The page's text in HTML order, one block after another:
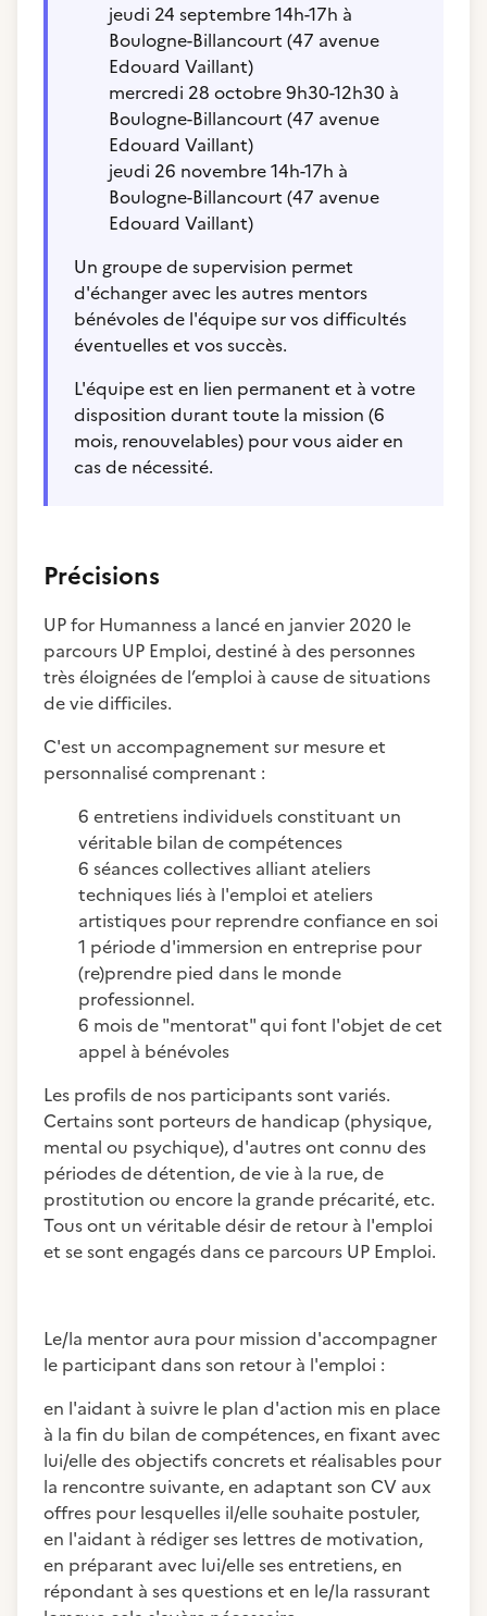
jeudi 24 septembre 14h-17h à
Boulogne-Billancourt (47 avenue
Edouard Vaillant)
mercredi 28 octobre 9h30-12h30 à
Boulogne-Billancourt (47 avenue
Edouard Vaillant)
jeudi 26 novembre 14h-17h à
Boulogne-Billancourt (47 avenue
Edouard Vaillant)
Un groupe de supervision permet
d'échanger avec les autres mentors
bénévoles de l'équipe sur vos difficultés
éventuelles et vos succès.
L'équipe est en lien permanent et à votre
disposition durant toute la mission (6
mois, renouvelables) pour vous aider en
cas de nécessité.
Précisions
UP for Humanness a lancé en janvier 2020 le
parcours UP Emploi, destiné à des personnes
très éloignées de l’emploi à cause de situations
de vie difficiles.
C'est un accompagnement sur mesure et
personnalisé comprenant :
6 entretiens individuels constituant un
véritable bilan de compétences
6 séances collectives alliant ateliers
techniques liés à l'emploi et ateliers
artistiques pour reprendre confiance en soi
1 période d'immersion en entreprise pour
(re)prendre pied dans le monde
professionnel.
6 mois de "mentorat" qui font l'objet de cet
appel à bénévoles
Les profils de nos participants sont variés.
Certains sont porteurs de handicap (physique,
mental ou psychique), d'autres ont connu des
périodes de détention, de vie à la rue, de
prostitution ou encore la grande précarité, etc.
Tous ont un véritable désir de retour à l'emploi
et se sont engagés dans ce parcours UP Emploi.
Le/la mentor aura pour mission d'accompagner
le participant dans son retour à l'emploi :
en l'aidant à suivre le plan d'action mis en place
à la fin du bilan de compétences, en fixant avec
lui/elle des objectifs concrets et réalisables pour
la rencontre suivante, en adaptant son CV aux
offres pour lesquelles il/elle souhaite postuler,
en l'aidant à rédiger ses lettres de motivation,
en préparant avec lui/elle ses entretiens, en
répondant à ses questions et en le/la rassurant